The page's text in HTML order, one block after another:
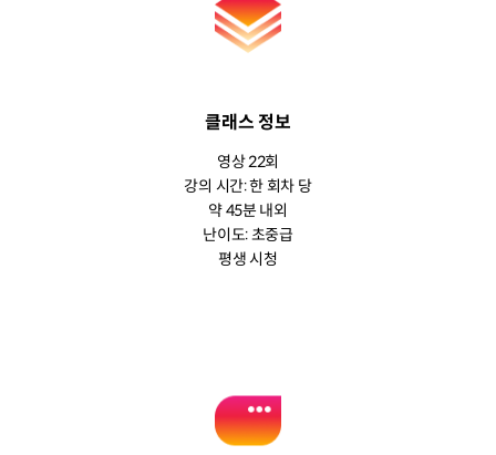
클래스 정보
영상 22회
강의 시간: 한 회차 당
약 45분 내외
난이도: 초중급
평생 시청